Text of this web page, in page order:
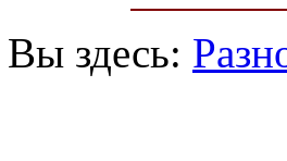
Вы здесь: